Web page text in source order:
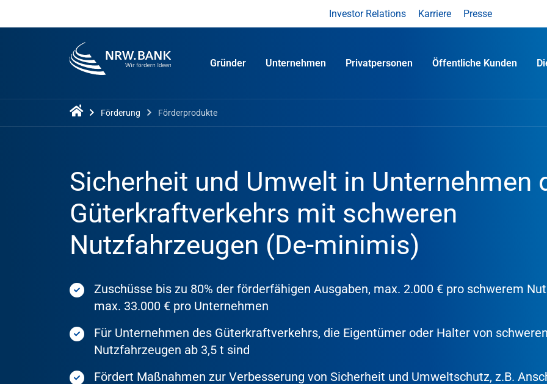
Investor Relations Karriere Presse
Gründer Unternehmen Privatpersonen Öffentliche Kunden
Förderung Förderprodukte
Sicherheit und Umwelt in Unternehmen
Güterkraftverkehrs mit schweren
Nutzfahrzeugen (De-minimis)
Zuschüsse bis zu 80% der förderfähigen Ausgaben, max. 2.000 € pro schwerem
max. 33.000 € pro Unternehmen
Für Unternehmen des Güterkraftverkehrs, die Eigentümer oder Halter von schweren
Nutzfahrzeugen ab 3,5 t sind
Fördert Maßnahmen zur Verbesserung von Sicherheit und Umweltschutz, z.B.